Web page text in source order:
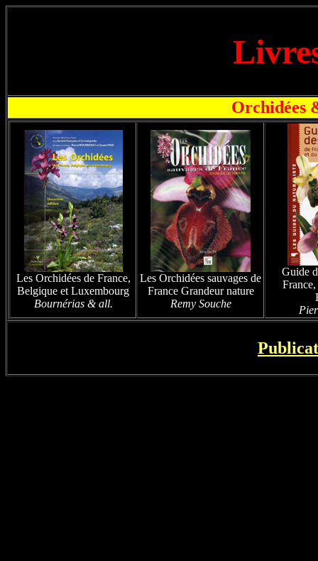
Orchidées
Les Orchidées de France,
Belgique et Luxembourg
Bournérias & all.
Les Orchidées sauvages de
France Grandeur nature
Remy Souche
Guide
France,